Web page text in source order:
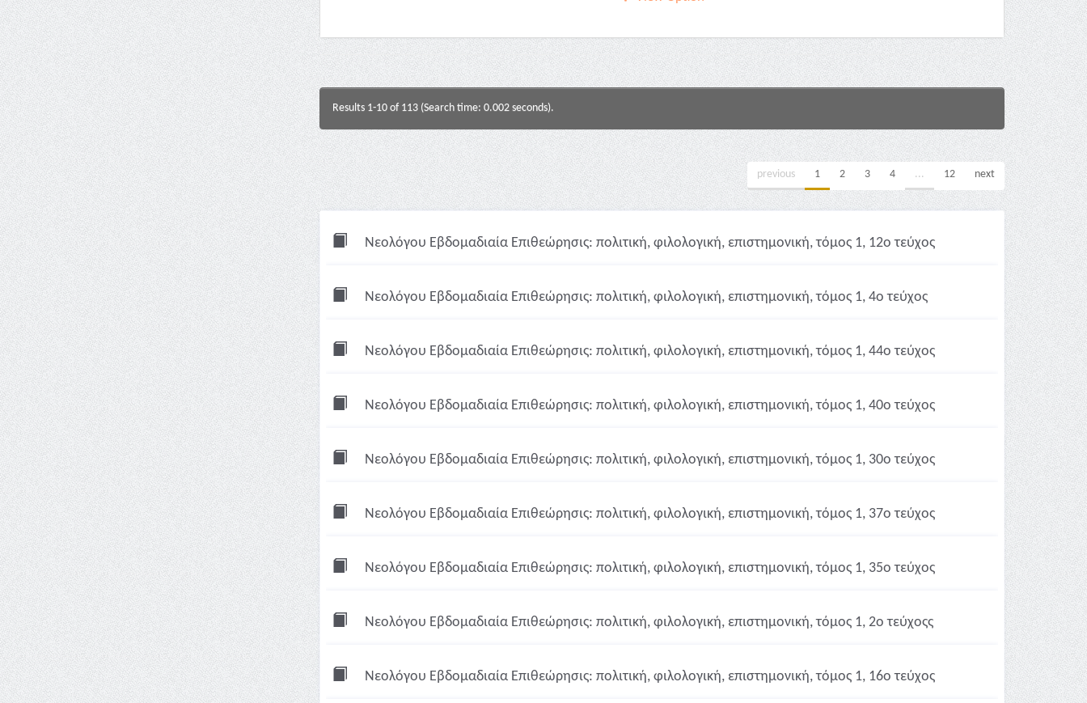
Results 1-10 of 113 (Search time: 0.002 seconds).
previous 1 2 3 4 ... 12 next
Νεολόγου Εβδομαδιαία Επιθεώρησις: πολιτική, φιλολογική, επιστημονική, τόμος 1, 12ο τεύχος
Νεολόγου Εβδομαδιαία Επιθεώρησις: πολιτική, φιλολογική, επιστημονική, τόμος 1, 4ο τεύχος
Νεολόγου Εβδομαδιαία Επιθεώρησις: πολιτική, φιλολογική, επιστημονική, τόμος 1, 44ο τεύχος
Νεολόγου Εβδομαδιαία Επιθεώρησις: πολιτική, φιλολογική, επιστημονική, τόμος 1, 40ο τεύχος
Νεολόγου Εβδομαδιαία Επιθεώρησις: πολιτική, φιλολογική, επιστημονική, τόμος 1, 30ο τεύχος
Νεολόγου Εβδομαδιαία Επιθεώρησις: πολιτική, φιλολογική, επιστημονική, τόμος 1, 37ο τεύχος
Νεολόγου Εβδομαδιαία Επιθεώρησις: πολιτική, φιλολογική, επιστημονική, τόμος 1, 35ο τεύχος
Νεολόγου Εβδομαδιαία Επιθεώρησις: πολιτική, φιλολογική, επιστημονική, τόμος 1, 2ο τεύχοςς
Νεολόγου Εβδομαδιαία Επιθεώρησις: πολιτική, φιλολογική, επιστημονική, τόμος 1, 16ο τεύχος